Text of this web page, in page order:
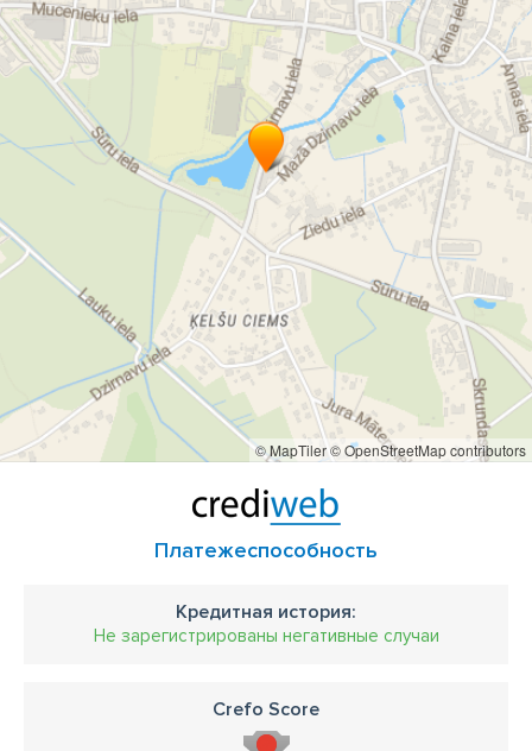
© MapTiler© OpenStreetMap contributors
Платежеспособность
Кредитная история:
Не зарегистрированы негативные случаи
Crefo Score